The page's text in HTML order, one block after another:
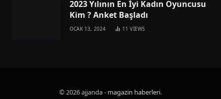
2023 Yılının En İyi Kadın Oyuncusu
Kim ? Anket Başladı
OCAK 13, 2024 11VIEWS
© 2026 ajjanda - magazin haberleri.